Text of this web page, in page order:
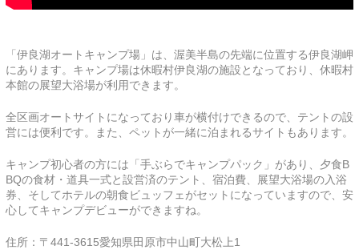
「伊良湖オートキャンプ場」は、渥美半島の先端に位置する伊良湖岬
にあります。キャンプ場は休暇村伊良湖の施設となっており、休暇村
本館の展望大浴場が利用できます。
全区画オートサイトになっており車が横付けできるので、テントの設
営には便利です。また、ペットが一緒に泊まれるサイトもあります。
キャンプ初心者の方には「手ぶらでキャンプパック」があり、夕食B
BQの食材・道具一式と設営済のテント、宿泊費、展望大浴場の入浴
券、そしてホテルの朝食ビュッフェがセットになっていますので、安
心してキャンプデビューができますね。
住所：〒441-3615愛知県田原市中山町大松上1